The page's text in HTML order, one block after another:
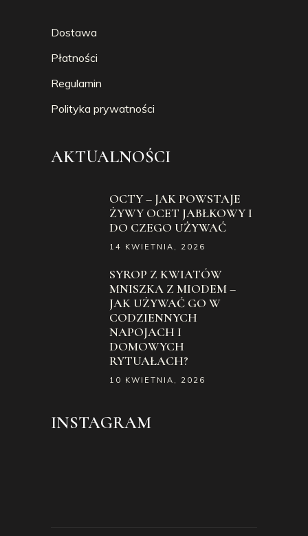
Dostawa
Płatności
Regulamin
Polityka prywatności
AKTUALNOŚCI
OCTY – JAK POWSTAJE
ŻYWY OCET JABŁKOWY I
DO CZEGO UŻYWAĆ
14 KWIETNIA, 2026
SYROP Z KWIATÓW
MNISZKA Z MIODEM –
JAK UŻYWAĆ GO W
CODZIENNYCH
NAPOJACH I
DOMOWYCH
RYTUAŁACH?
10 KWIETNIA, 2026
INSTAGRAM